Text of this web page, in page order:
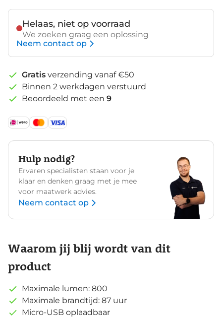
Helaas, niet op voorraad
We zoeken graag een oplossing
Neem contact op
Gratis verzending vanaf €50
Binnen 2 werkdagen verstuurd
Beoordeeld met een 9
Hulp nodig?
Ervaren specialisten staan voor je
klaar en denken graag met je mee
voor maatwerk advies.
Neem contact op
Waarom jij blij wordt van dit
product
Maximale lumen: 800
Maximale brandtijd: 87 uur
Micro-USB oplaadbaar